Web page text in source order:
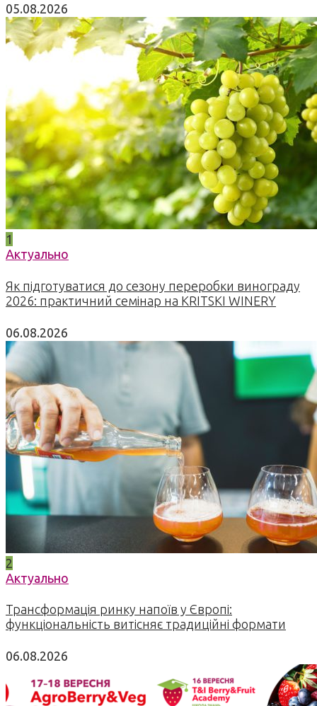
05.08.2026
1
Актуально
Як підготуватися до сезону переробки винограду
2026: практичний семінар на KRITSKI WINERY
06.08.2026
2
Актуально
Трансформація ринку напоїв у Європі:
функціональність витісняє традиційні формати
06.08.2026